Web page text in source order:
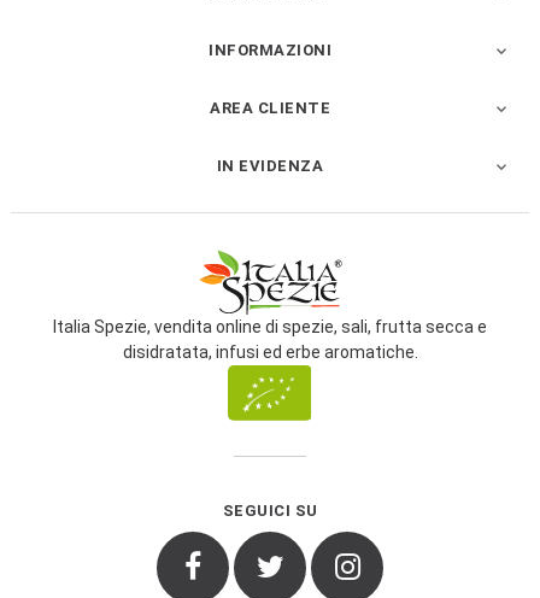
INFORMAZIONI 
AREA CLIENTE 
IN EVIDENZA 
Italia Spezie, vendita online di spezie, sali, frutta secca e
disidratata, infusi ed erbe aromatiche.
SEGUICI SU
Facebook Twitter Instagram